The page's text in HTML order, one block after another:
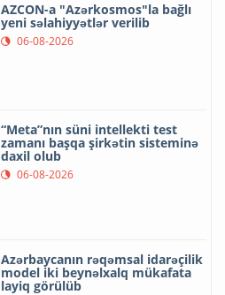
AZCON-a "Azərkosmos"la bağlı
yeni səlahiyyətlər verilib
06-08-2026
“Meta”nın süni intellekti test
zamanı başqa şirkətin sisteminə
daxil olub
06-08-2026
Azərbaycanın rəqəmsal idarəçilik
model iki beynəlxalq mükafata
layiq görülüb